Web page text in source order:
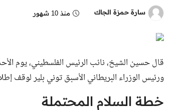
سارة حمزة الجاك منذ 10 شهور
قال حسين الشيخ، نائب الرئيس الفلسطيني، يوم
ورئيس الوزراء البريطاني الأسبق توني بلير لوقف
خطة السلام المحتملة